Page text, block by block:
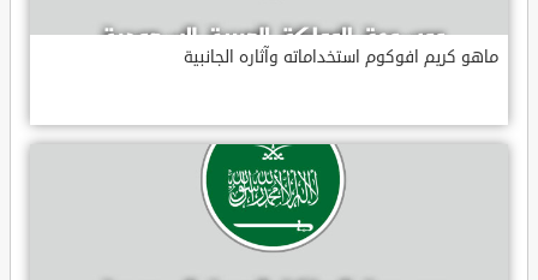
ماهو كريم افوكوم استخداماته وآثاره الجانبية